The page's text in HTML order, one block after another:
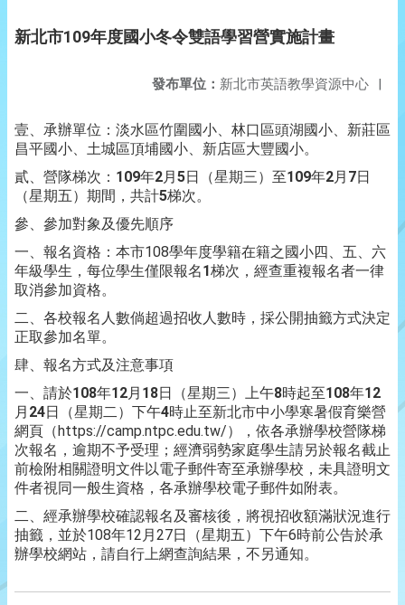
新北市109年度國小冬令雙語學習營實施計畫
發布單位： 新北市英語教學資源中心 |
壹、承辦單位：淡水區竹圍國小、林口區頭湖國小、新莊區
昌平國小、土城區頂埔國小、新店區大豐國小。
貳、營隊梯次： 109年2月5日（星期三）至109年2月 7日
（星期五）期間，共計5梯次。
參、參加對象及優先順序
一、報名資格：本市108學年度學籍在籍之國小四、五、六
年級學生，每位學生僅限報名1梯次，經查重複報名者一律
取消參加資格。
二、各校報名人數倘超過招收人數時，採公開抽籤方式決定
正取參加名單。
肆、報名方式及注意事項
一、請於108年12月 18日（星期三）上午8時起至108年12
月 24日（星期二）下午4時止至新北市中小學寒暑假育樂營
網頁（https://camp.ntpc.edu.tw/），依各承辦學校營隊梯
次報名，逾期不予受理；經濟弱勢家庭學生請另於報名截止
前檢附相關證明文件以電子郵件寄至承辦學校，未具證明文
件者視同一般生資格，各承辦學校電子郵件如附表。
二、經承辦學校確認報名及審核後，將視招收額滿狀況進行
抽籤，並於108年12月27日（星期五）下午6時前公告於承
辦學校網站，請自行上網查詢結果，不另通知。